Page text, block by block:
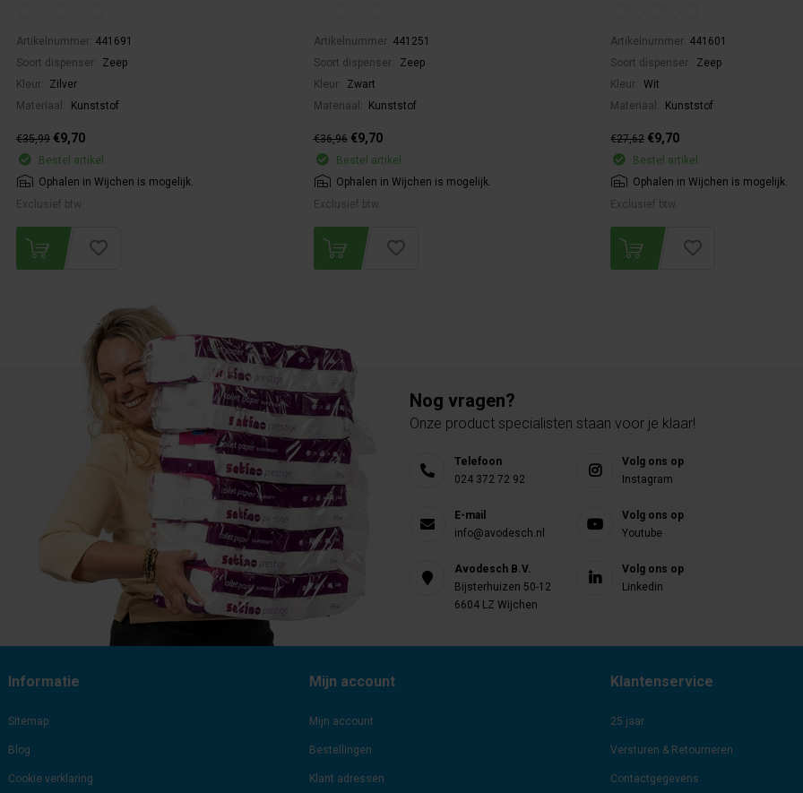
Artikelnummer: 441691
Soort dispenser:
Zeep
Kleur:
Zilver
Materiaal:
Kunststof
€35,99 €9,70
Bestel artikel.
Ophalen in Wijchen is mogelijk.
Exclusief btw.
Artikelnummer: 441251
Soort dispenser:
Zeep
Kleur:
Zwart
Materiaal:
Kunststof
€36,96 €9,70
Bestel artikel.
Ophalen in Wijchen is mogelijk.
Exclusief btw.
Artikelnummer: 441601
Soort dispenser:
Zeep
Kleur:
Wit
Materiaal:
Kunststof
€27,62 €9,70
Bestel artikel.
Ophalen in Wijchen is mogelijk.
Exclusief btw.
Nog vragen?
Onze product specialisten staan voor je klaar!
Telefoon
024 372 72 92
E-mail
info@avodesch.nl
Avodesch B.V.
Bijsterhuizen 50-12
6604 LZ Wijchen
Volg ons op
Instagram
Volg ons op
Youtube
Volg ons op
Linkedin
Informatie
Sitemap
Blog
Cookie verklaring
Mijn account
Mijn account
Bestellingen
Klant adressen
Klantenservice
25 jaar
Versturen & Retourneren
Contactgegevens